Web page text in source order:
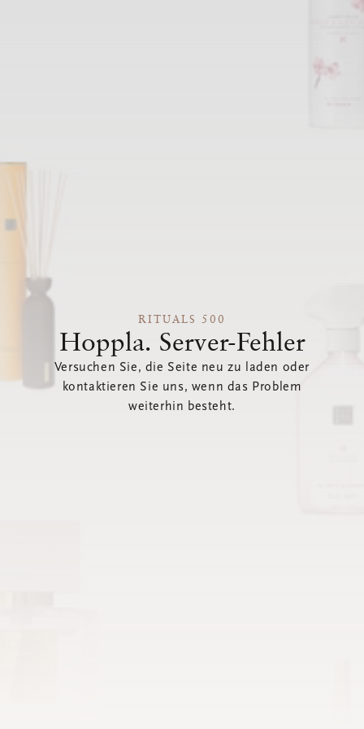
RITUALS 500
Hoppla. Server-Fehler
Versuchen Sie, die Seite neu zu laden oder
kontaktieren Sie uns, wenn das Problem
weiterhin besteht.